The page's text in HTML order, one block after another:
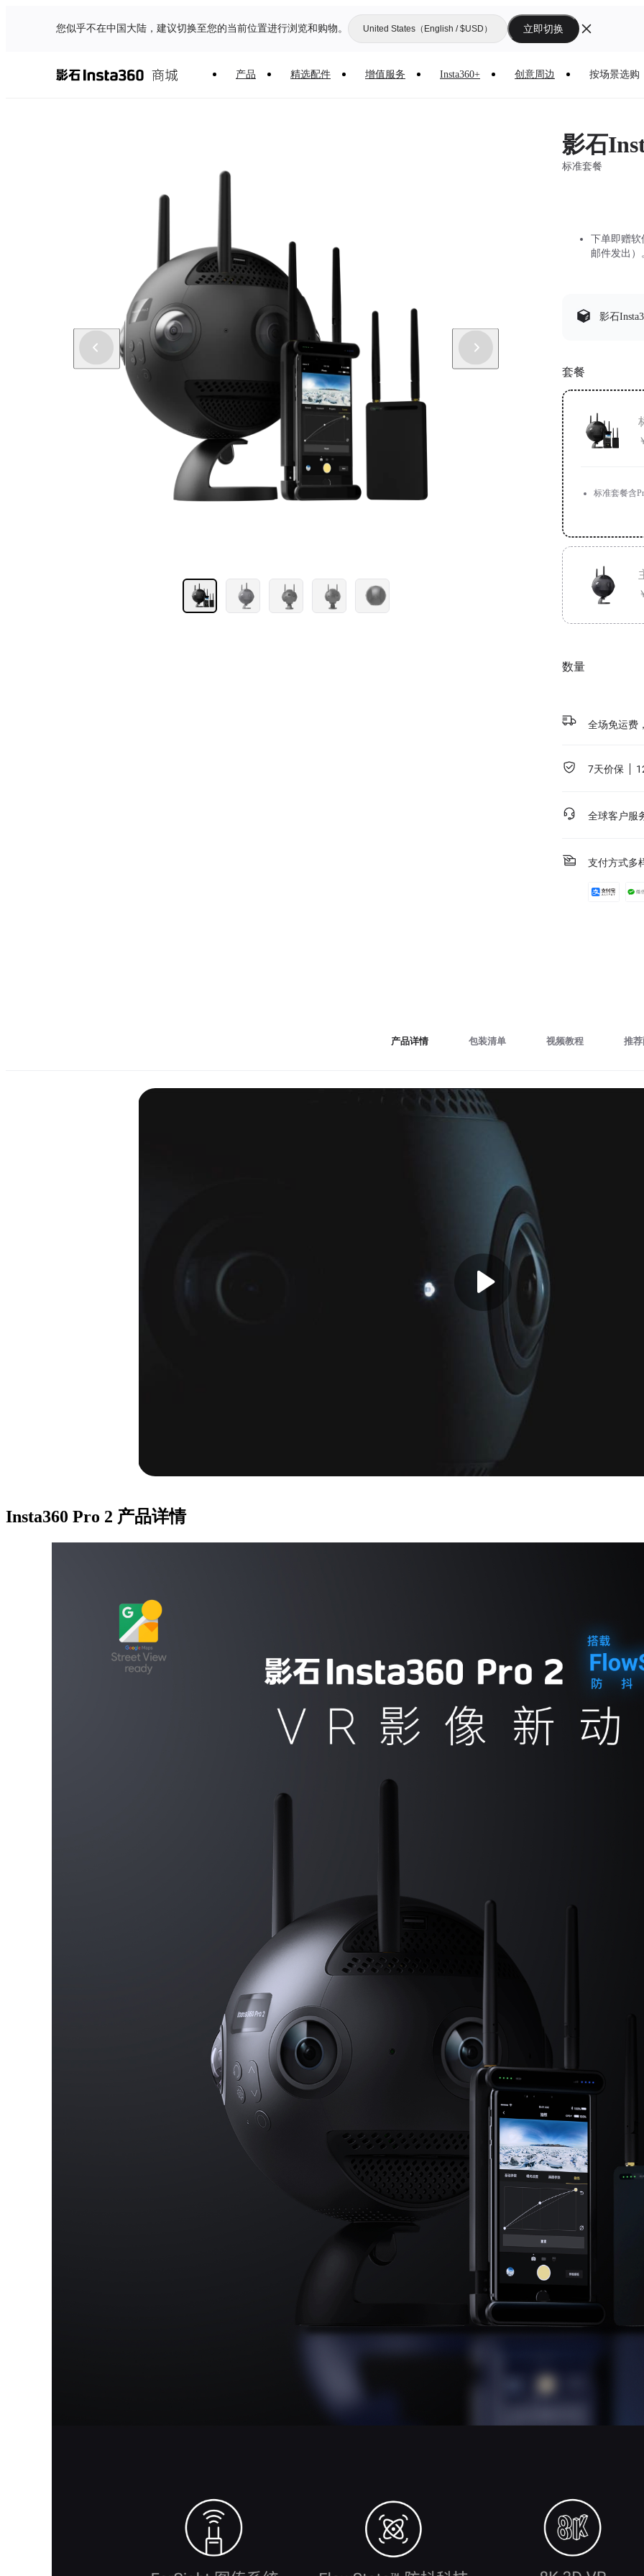
您似乎不在中国大陆，建议切换至您的当前位置进行浏览和购物。 United States（English / $USD） 立即切换
产品 精选配件 增值服务 Insta360+ 创意周边 按场景选购
影石
标准套餐
下单即赠软
邮件发出）
影石
套餐
标准套餐含
数量
全场免运费
7天价保
全球客户服
支付方式多
产品详情 包装清单 视频教程 推
Insta360 Pro 2 产品详情